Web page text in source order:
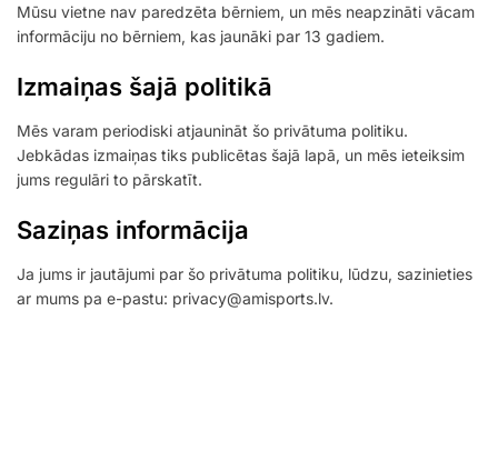
Mūsu vietne nav paredzēta bērniem, un mēs neapzināti vācam
informāciju no bērniem, kas jaunāki par 13 gadiem.
Izmaiņas šajā politikā
Mēs varam periodiski atjaunināt šo privātuma politiku.
Jebkādas izmaiņas tiks publicētas šajā lapā, un mēs ieteiksim
jums regulāri to pārskatīt.
Saziņas informācija
Ja jums ir jautājumi par šo privātuma politiku, lūdzu, sazinieties
ar mums pa e-pastu: privacy@amisports.lv.